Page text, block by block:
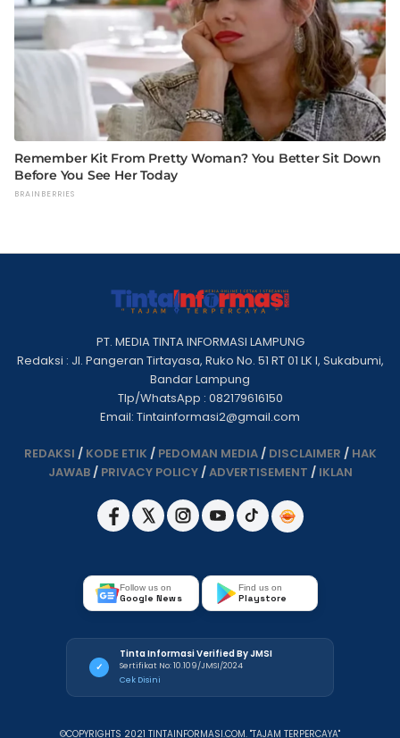
PT. MEDIA TINTA INFORMASI LAMPUNG
Redaksi : Jl. Pangeran Tirtayasa, Ruko No. 51 RT 01 LK I, Sukabumi,
Bandar Lampung
Tlp/WhatsApp : 082179616150
Email: Tintainformasi2@gmail.com
REDAKSI / KODE ETIK / PEDOMAN MEDIA/ DISCLAIMER / HAK
JAWAB/ PRIVACY POLICY/ADVERTISEMENT / IKLAN
Follow us on
Google News
Find us on
Playstore
✓
Tinta Informasi Verified By JMSI
Sertifikat No: 10.109/JMSI/2024
Cek Disini
©COPYRIGHTS 2021 TINTAINFORMASI.COM. "TAJAM TERPERCAYA"